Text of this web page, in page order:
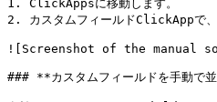
1. ClickAppsに移動します。
2. カスタムフィールドClickAppで、
![Screenshot of the manual
### **カスタムフィールドを手